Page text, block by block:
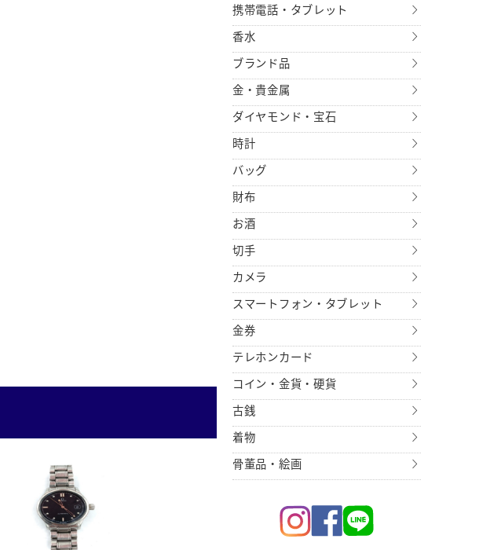
携帯電話・タブレット
香水
ブランド品
金・貴金属
ダイヤモンド・宝石
時計
バッグ
財布
お酒
切手
カメラ
スマートフォン・タブレット
金券
テレホンカード
コイン・金貨・硬貨
古銭
着物
骨董品・絵画